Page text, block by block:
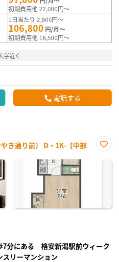
初期費用他 22,000円～
1日当たり 2,900円～
106,800 円/月～
初期費用他 16,500円～
学近く
電話する
き通り前） D・1K-【中部
に入
7分にある 格安新潟駅前ウィーク
スリーマンション